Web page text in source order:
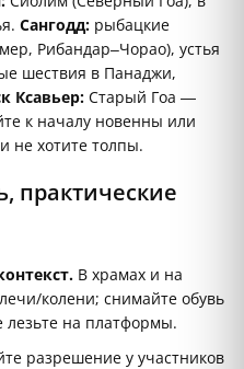
Сангодд: рыбацкие
Рибандар–Чорао), устья
шествия в Панаджи,
Ксавьер: Старый Гоа —
к началу новенны или
не хотите толпы.
практические
В храмах и на
колени; снимайте обувь
лезьте на платформы.
разрешение у участников